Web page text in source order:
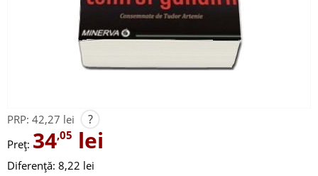
PRP: 42,27 lei ?
Preț: 34,05 lei
Diferență: 8,22 lei